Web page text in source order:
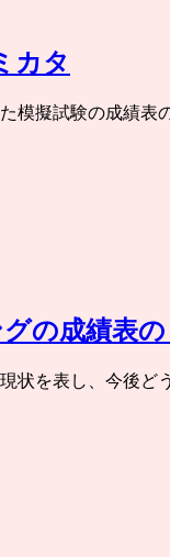
カタ
模擬試験の成績
の成績表
状を表し、今後